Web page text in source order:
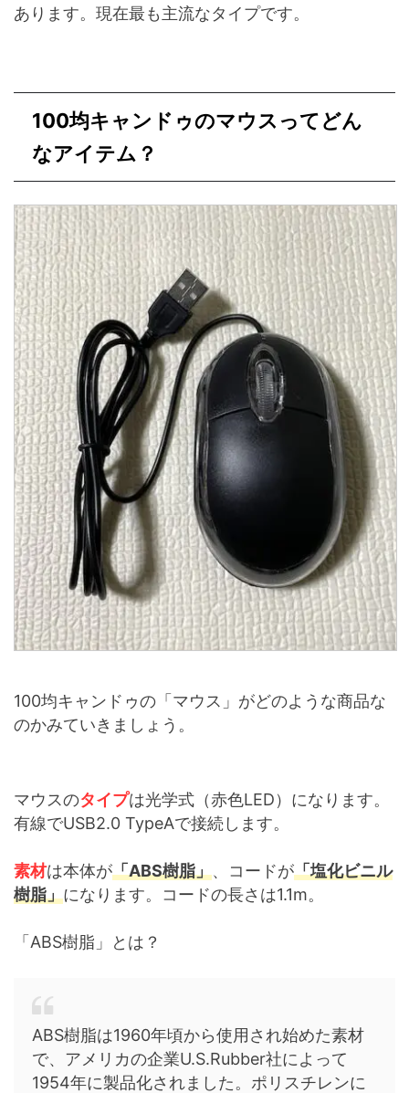
あります。現在最も主流なタイプです。
100均キャンドゥのマウスってどん
なアイテム？
100均キャンドゥの「マウス」がどのような商品な
のかみていきましょう。
マウスのタイプは光学式（赤色LED）になります。
有線でUSB2.0 TypeAで接続します。
素材は本体が「ABS樹脂」、コードが「塩化ビニル
樹脂」になります。コードの長さは1.1m。
「ABS樹脂」とは？
ABS樹脂は1960年頃から使用され始めた素材
で、アメリカの企業U.S.Rubber社によって
1954年に製品化されました。ポリスチレンに